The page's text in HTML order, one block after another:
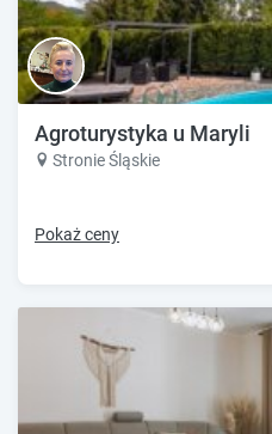
Agroturystyka u Maryli
Stronie Śląskie
Pokaż ceny